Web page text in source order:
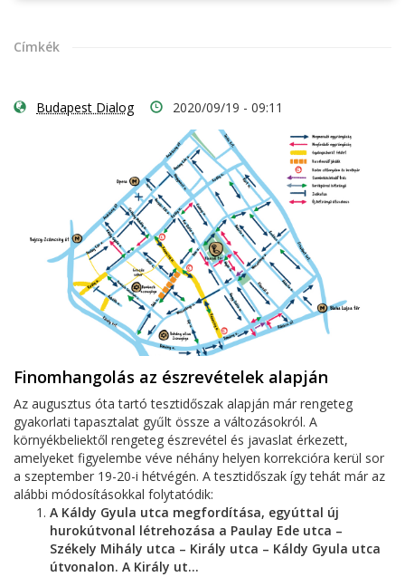
Címkék
Budapest Dialog 2020/09/19 - 09:11
Finomhangolás az észrevételek alapján
Az augusztus óta tartó tesztidőszak alapján már rengeteg
gyakorlati tapasztalat gyűlt össze a változásokról. A
környékbeliektől rengeteg észrevétel és javaslat érkezett,
amelyeket figyelembe véve néhány helyen korrekcióra kerül sor
a szeptember 19-20-i hétvégén. A tesztidőszak így tehát már az
alábbi módosításokkal folytatódik:
A Káldy Gyula utca megfordítása, egyúttal új
hurokútvonal létrehozása a Paulay Ede utca –
Székely Mihály utca – Király utca – Káldy Gyula utca
útvonalon. A Király ut...